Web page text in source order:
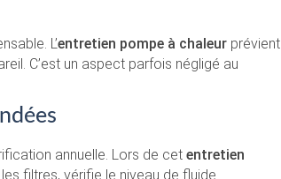
L’entretien pompe à chaleur prévient
C’est un aspect parfois négligé au
annuelle. Lors de cet entretien
filtres, vérifie le niveau de fluide